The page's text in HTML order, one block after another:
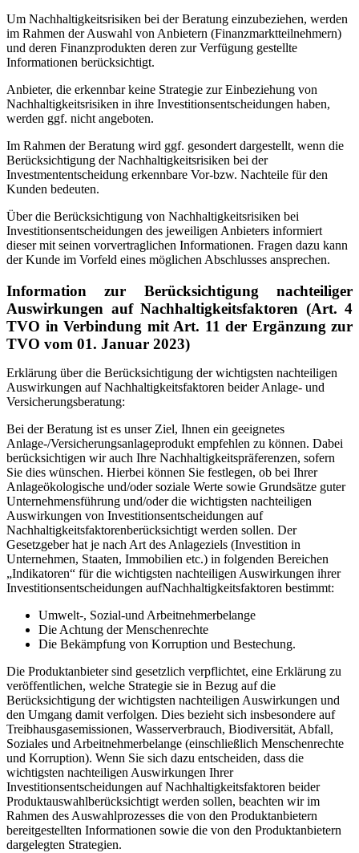
Um Nachhaltigkeitsrisiken bei der Beratung einzubeziehen, werden
im Rahmen der Auswahl von Anbietern (Finanzmarktteilnehmern)
und deren Finanzprodukten deren zur Verfügung gestellte
Informationen berücksichtigt.
Anbieter, die erkennbar keine Strategie zur Einbeziehung von
Nachhaltigkeitsrisiken in ihre Investitionsentscheidungen haben,
werden ggf. nicht angeboten.
Im Rahmen der Beratung wird ggf. gesondert dargestellt, wenn die
Berücksichtigung der Nachhaltigkeitsrisiken bei der
Investmententscheidung erkennbare Vor-bzw. Nachteile für den
Kunden bedeuten.
Über die Berücksichtigung von Nachhaltigkeitsrisiken bei
Investitionsentscheidungen des jeweiligen Anbieters informiert
dieser mit seinen vorvertraglichen Informationen. Fragen dazu kann
der Kunde im Vorfeld eines möglichen Abschlusses ansprechen.
Information zur Berücksichtigung nachteiliger
Auswirkungen auf Nachhaltigkeitsfaktoren (Art. 4
TVO in Verbindung mit Art. 11 der Ergänzung zur
TVO vom 01. Januar 2023)
Erklärung über die Berücksichtigung der wichtigsten nachteiligen
Auswirkungen auf Nachhaltigkeitsfaktoren beider Anlage- und
Versicherungsberatung:
Bei der Beratung ist es unser Ziel, Ihnen ein geeignetes
Anlage-/Versicherungsanlageprodukt empfehlen zu können. Dabei
berücksichtigen wir auch Ihre Nachhaltigkeitspräferenzen, sofern
Sie dies wünschen. Hierbei können Sie festlegen, ob bei Ihrer
Anlageökologische und/oder soziale Werte sowie Grundsätze guter
Unternehmensführung und/oder die wichtigsten nachteiligen
Auswirkungen von Investitionsentscheidungen auf
Nachhaltigkeitsfaktorenberücksichtigt werden sollen. Der
Gesetzgeber hat je nach Art des Anlageziels (Investition in
Unternehmen, Staaten, Immobilien etc.) in folgenden Bereichen
„Indikatoren“ für die wichtigsten nachteiligen Auswirkungen ihrer
Investitionsentscheidungen aufNachhaltigkeitsfaktoren bestimmt:
Umwelt-, Sozial-und Arbeitnehmerbelange
Die Achtung der Menschenrechte
Die Bekämpfung von Korruption und Bestechung.
Die Produktanbieter sind gesetzlich verpflichtet, eine Erklärung zu
veröffentlichen, welche Strategie sie in Bezug auf die
Berücksichtigung der wichtigsten nachteiligen Auswirkungen und
den Umgang damit verfolgen. Dies bezieht sich insbesondere auf
Treibhausgasemissionen, Wasserverbrauch, Biodiversität, Abfall,
Soziales und Arbeitnehmerbelange (einschließlich Menschenrechte
und Korruption). Wenn Sie sich dazu entscheiden, dass die
wichtigsten nachteiligen Auswirkungen Ihrer
Investitionsentscheidungen auf Nachhaltigkeitsfaktoren beider
Produktauswahlberücksichtigt werden sollen, beachten wir im
Rahmen des Auswahlprozesses die von den Produktanbietern
bereitgestellten Informationen sowie die von den Produktanbietern
dargelegten Strategien.